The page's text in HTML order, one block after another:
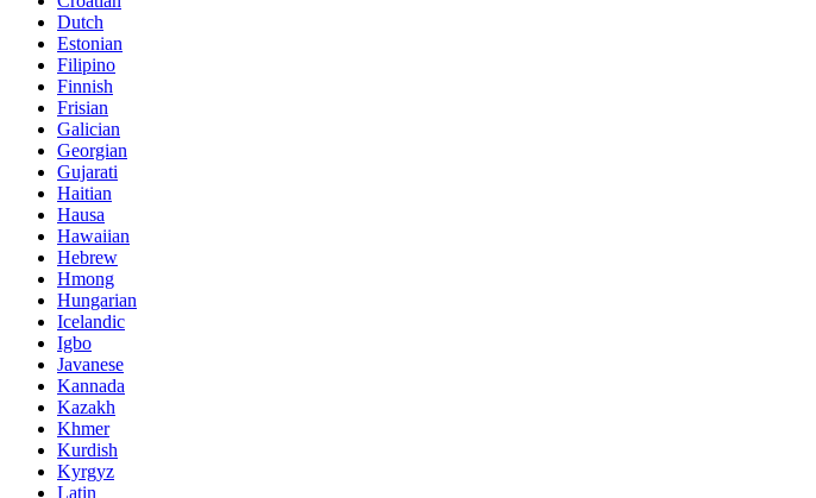
Dutch
Estonian
Filipino
Finnish
Frisian
Galician
Georgian
Gujarati
Haitian
Hausa
Hawaiian
Hebrew
Hmong
Hungarian
Icelandic
Igbo
Javanese
Kannada
Kazakh
Khmer
Kurdish
Kyrgyz
Latin